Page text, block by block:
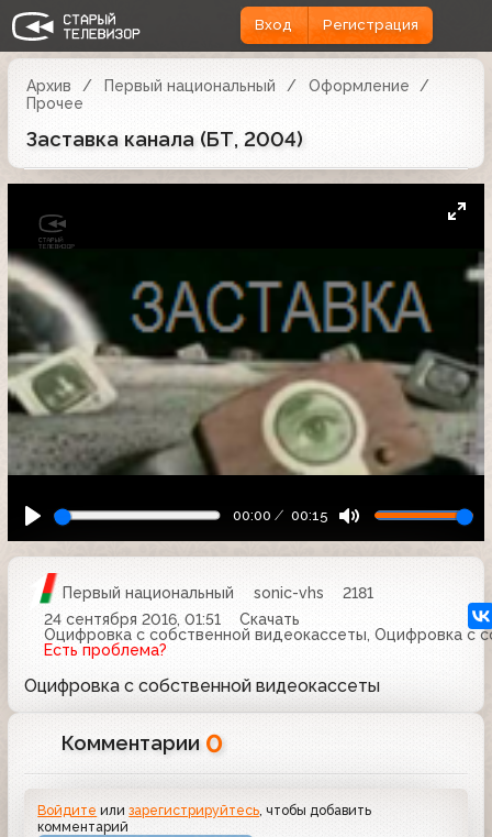
Вход Регистрация
Архив Первый национальный
Оформление
Прочее
Заставка канала (БТ, 2004)
00:00 00:15
Первый национальный sonic-vhs
2181
24 сентября 2016, 01:51
Скачать
Оцифровка с собственной видеокассеты, Оцифровка с
Есть проблема?
Оцифровка с собственной видеокассеты
Комментарии 0
Войдите илизарегистрируйтесь, чтобы добавить
комментарий